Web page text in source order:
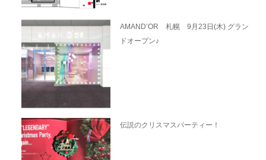
AMAND’OR 札幌 9月23日(木) グラン
ドオープン♪
伝説のクリスマスパーティー！